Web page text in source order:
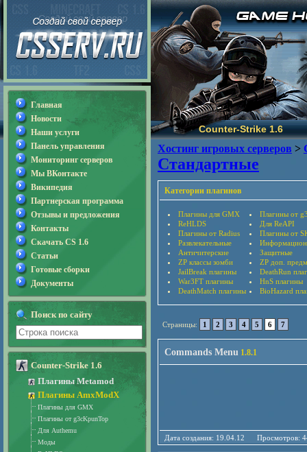
Counter-Strike 1.6
Хостинг игровых серверов >
Стандартные
Категории плагинов
Плагины для GMX
Плагины от
ReHLDS
Для ReAPI
Плагины от Radius
Плагины от
Развлекательные
Античитерские
Защитные
ZP классы зомби
ZP доп.
JailBreak плагины
DeathRun
War3FT плагины
HnS плагины
DeathMatch плагины
BioHazard
Страницы: 1 2 3 4 5 6 7
Commands Menu 1.8.1
Дата создания: 19.04.12
Главная
Новости
Наши услуги
Панель управления
Мониторинг серверов
Мы ВКонтакте
Википедия
Партнерская программа
Отзывы и предложения
Контакты
Скачать CS 1.6
Статьи
Готовые сборки
Документы
Поиск по сайту
Counter-Strike 1.6
Плагины Metamod
Плагины AmxModX
Плагины для GMX
Плагины от g3cKpunTop
Для Authemu
Моды